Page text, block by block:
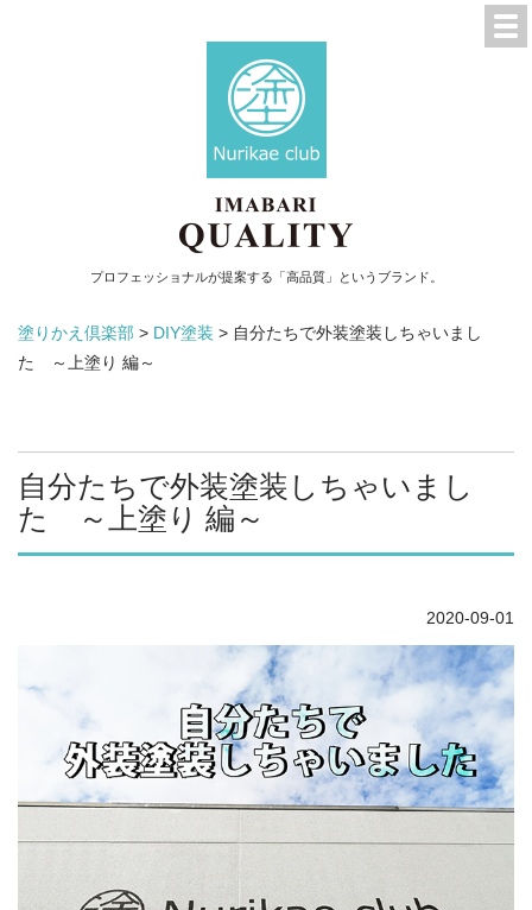
プロフェッショナルが提案する「高品質」というブランド。
塗りかえ倶楽部 > DIY塗装 > 自分たちで外装塗装しちゃいまし
た ～上塗り 編～
自分たちで外装塗装しちゃいまし
た ～上塗り 編～
2020-09-01